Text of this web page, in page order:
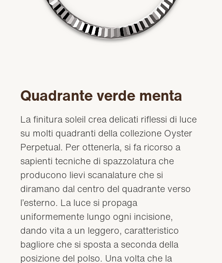
Quadrante verde menta
La finitura soleil crea delicati riflessi di luce
su molti quadranti della collezione Oyster
Perpetual. Per ottenerla, si fa ricorso a
sapienti tecniche di spazzolatura che
producono lievi scanalature che si
diramano dal centro del quadrante verso
l’esterno. La luce si propaga
uniformemente lungo ogni incisione,
dando vita a un leggero, caratteristico
bagliore che si sposta a seconda della
posizione del polso. Una volta che la